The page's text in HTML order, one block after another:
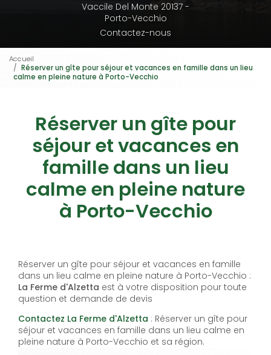
Vaccile Del Monte 20137 -
Porto-Vecchio
Contactez-nous
Accueil
Réserver un gîte pour séjour et vacances en famille dans un lieu
calme en pleine nature à Porto-Vecchio
Réserver un gîte pour
séjour et vacances en
famille dans un lieu
calme en pleine nature
à Porto-Vecchio
Réserver un gîte pour séjour et vacances en famille
dans un lieu calme en pleine nature à Porto-Vecchio :
La Ferme d'Alzetta est à votre disposition pour toute
question et demande de devis
Contactez La Ferme d'Alzetta : Réserver un gîte pour
séjour et vacances en famille dans un lieu calme en
pleine nature à Porto-Vecchio et sa région.